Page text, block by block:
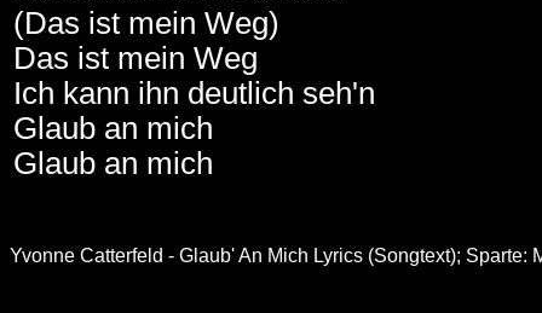
(Das ist mein Weg)
Das ist mein Weg
Ich kann ihn deutlich seh'n
Glaub an mich
Glaub an mich
Yvonne Catterfeld - Glaub' An Mich Lyrics (Songtext); Sparte: